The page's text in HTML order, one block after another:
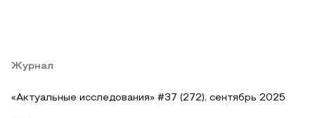
Журнал
«Актуальные исследования» #37 (272), сентябрь 2025